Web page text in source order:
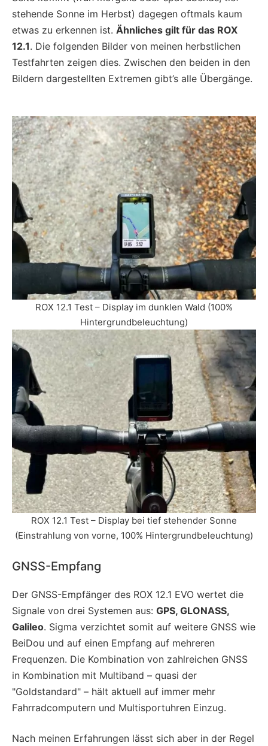
stehende Sonne im Herbst) dagegen oftmals kaum
etwas zu erkennen ist. Ähnliches gilt für das ROX
12.1. Die folgenden Bilder von meinen herbstlichen
Testfahrten zeigen dies. Zwischen den beiden in den
Bildern dargestellten Extremen gibt’s alle Übergänge.
ROX 12.1 Test – Display im dunklen Wald (100%
Hintergrundbeleuchtung)
ROX 12.1 Test – Display bei tief stehender Sonne
(Einstrahlung von vorne, 100% Hintergrundbeleuchtung)
GNSS-Empfang
Der GNSS-Empfänger des ROX 12.1 EVO wertet die
Signale von drei Systemen aus: GPS, GLONASS,
Galileo. Sigma verzichtet somit auf weitere GNSS wie
BeiDou und auf einen Empfang auf mehreren
Frequenzen. Die Kombination von zahlreichen GNSS
in Kombination mit Multiband – quasi der
"Goldstandard" – hält aktuell auf immer mehr
Fahrradcomputern und Multisportuhren Einzug.
Nach meinen Erfahrungen lässt sich aber in der Regel